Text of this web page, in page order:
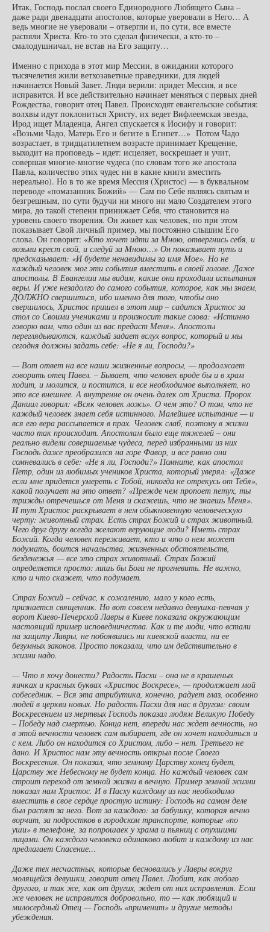
Итак, Господь послал своего Единородного Любящего Сына –
даже ради двенадцати апостолов, которые уверовали в Него… А
ведь многие не уверовали – отвергли и, по сути, все вместе
распяли Христа. Кто-то это сделал физически, а кто-то –
смалодушничал, не встав на Его защиту…
Именно с прихода в этот мир Мессии, в ожидании которого
тысячелетия жили ветхозаветные праведники, для людей
начинается Новый Завет. Люди верили: придет Мессия, и все
исправится. И все действительно начинает меняться с первых дней
Рождества, говорит отец Павел. Происходят евангельские события:
волхвы идут поклониться Христу, их ведет Вифлеемская звезда,
Ирод ищет Младенца, Ангел спускается к Иосифу и говорит:
«Возьми Чадо, Матерь Его и бегите в Египет…» Потом Чадо
возрастает, в тридцатилетнем возрасте принимает Крещение,
выходит на проповедь – идет: исцеляет, воскрешает и учит,
совершая многие-многие чудеса (по словам того же апостола
Павла, количество этих чудес ни в какие книги вместить
нереально). Но в то же время Мессия (Христос) — в буквальном
переводе «помазанник Божий» — Сам по Себе являясь святым и
безгрешным, по сути будучи ни много ни мало Создателем этого
мира, до такой степени принижает Себя, что становится на
уровень своего творения. Он живет как человек, но при этом
показывает Свой личный пример, мы постоянно слышим Его
слова. Он говорит: «Кто хочет идти за Мною, отвергнись себя, и
возьми крест свой, и следуй за Мною…» Он показывает путь и
предсказывает: «И будете ненавидимы за имя Мое». Но не
каждый человек мог эти события вместить в своей голове. Даже
апостолы. В Евангелии мы видим, какие они проходили испытания
веры. И уже незадолго до самого события, которое, как мы знаем,
ДОЛЖНО свершиться, ибо именно для того, чтобы оно
свершилось, Христос пришел в этот мир – садится Христос за
стол со Своими учениками и произносит такие слова: «Истинно
говорю вам, что один из вас предаст Меня». Апостолы
переглядываются, каждый задает вслух вопрос, который и мы
сегодня должны задать себе: «Не я ли, Господи?»
— Вот ответ на все наши жизненные вопросы, — продолжает
говорить отец Павел. – Бывает, что человек вроде бы и в храм
ходит, и молится, и постится, и все необходимое выполняет, но
это все внешнее. А внутренне он очень далек от Христа. Пророк
Даниил говорил: «Всяк человек ложь». О чем это? О том, что не
каждый человек знает себя истинного. Малейшее испытание — и
вся его вера рассыпается в прах. Человек слаб, поэтому в жизни
часто так происходит. Апостолам было еще тяжелей – они
реально видели совершаемые чудеса, перед избранными из них
Господь даже преобразился на горе Фавор, и все равно они
сомневались в себе: «Не я ли, Господи?» Помните, как апостол
Петр, один из любимых учеников Христа, который уверял: «Даже
если мне придется умереть с Тобой, никогда не отрекусь от Тебя»,
какой получает на это ответ? «Прежде чем пропоет петух, ты
трижды отречешься от Меня и скажешь, что не знаешь Меня».
И тут Христос раскрывает в нем обыкновенную человеческую
черту: животный страх. Есть страх Божий и страх животный.
Чего друг другу всегда желают верующие люди? Иметь страх
Божий. Когда человек переживает, кто и что о нем может
подумать, боится начальства, жизненных обстоятельств,
безденежья — все это страх животный. Страх Божий
определяется просто: лишь бы Бога не прогневить. Не важно,
кто и что скажет, что подумает.
Страх Божий – сейчас, к сожалению, мало у кого есть,
признается священник. Но вот совсем недавно девушка-певчая у
ворот Киево-Печерской Лавры в Киеве показала окружающим
настоящий пример исповедничества. Как и те люди, что встали
на защиту Лавры, не побоявшись ни киевской власти, ни ее
безумных законов. Просто показали, что им действительно в
жизни надо.
— Что я хочу донести? Радость Пасхи – она не в крашеных
яичках и красных буквах «Христос Воскресе», — продолжает мой
собеседник. – Вся эта атрибутика, конечно, радует глаз, особенно
людей в церкви новых. Но радость Пасхи для нас в другом: своим
Воскресением из мертвых Господь показал людям Великую Победу
– Победу над смертью. Конца нет, впереди нас ждет вечность, но
в этой вечности человек сам выбирает, где он хочет находиться и
с кем. Либо он находится со Христом, либо – нет. Третьего не
дано. И Христос нам эту вечность открыл после Своего
Воскресения. Он показал, что земному Царству конец будет,
Царству же Небесному не будет конца. Но каждый человек сам
строит переход от земной жизни в вечную. Пример земной жизни
показал нам Христос. И в Пасху каждому из нас необходимо
вместить в свое сердце простую истину: Господь на самом деле
был распят за него. Вот за каждого: за бабушку, которая вечно
ворчит, за подростков в городском транспорте, которые «по
уши» в телефоне, за попрошаек у храма и пьяниц с опухшими
лицами. Он каждого человека одинаково любит и каждому из нас
предлагает Спасение…
Даже тех несчастных, которые бесновались у Лавры вокруг
молящейся девушки, говорит отец Павел. Любит, как любого
другого, и так же, как от других, ждет от них исправления. Если
же человек не исправится добровольно, то — как любящий и
милосердный Отец — Господь «применит» и другие методы
убеждения.